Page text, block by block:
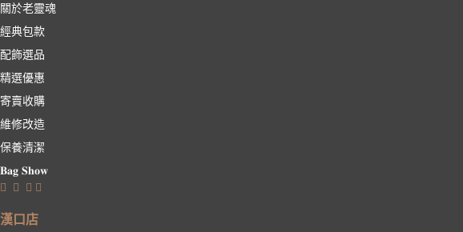
關於老靈魂
經典包款
配飾選品
精選優惠
寄賣收購
維修改造
保養清潔
𝐁𝐚𝐠 𝐒𝐡𝐨𝐰
漢口店